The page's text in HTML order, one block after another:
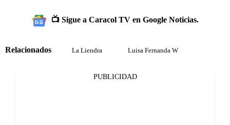
📺 Sigue a Caracol TV en Google Noticias.
Relacionados La Liendra Luisa Fernanda W
PUBLICIDAD